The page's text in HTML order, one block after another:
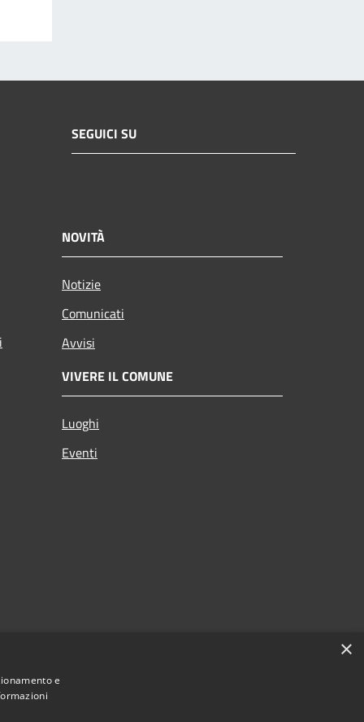
SEGUICI SU
NOVITÀ
Notizie
Comunicati
Avvisi
VIVERE IL COMUNE
Luoghi
Eventi
×
e